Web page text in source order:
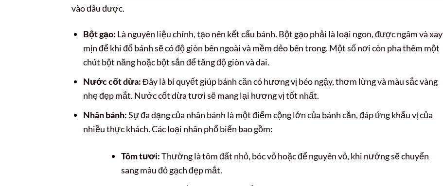
vào đâu được.
Bột gạo: Là nguyên liệu chính, tạo nên kết cấu bánh. Bột gạo phải là loại ngon, được ngâm và xay
mịn để khi đổ bánh sẽ có độ giòn bên ngoài và mềm dẻo bên trong. Một số nơi còn pha thêm một
chút bột năng hoặc bột sắn để tăng độ giòn và dai.
Nước cốt dừa:Đây là bí quyết giúp bánh căn có hương vị béo ngậy, thơm lừng và màu sắc vàng
nhẹ đẹp mắt. Nước cốt dừa tươi sẽ mang lại hương vị tốt nhất.
Nhân bánh:Sự đa dạng của nhân bánh là một điểm cộng lớn của bánh căn, đáp ứng khẩu vị của
nhiều thực khách. Các loại nhân phổ biến bao gồm:
Tôm tươi:Thường là tôm đất nhỏ, bóc vỏ hoặc để nguyên vỏ, khi nướng sẽ chuyển
sang màu đỏ gạch đẹp mắt.